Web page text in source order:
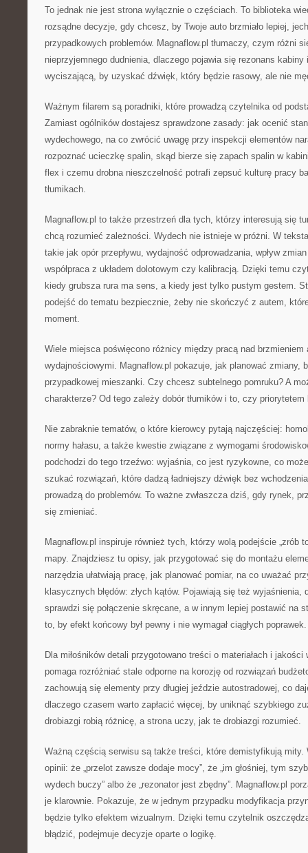
To jednak nie jest strona wyłącznie o częściach. To biblioteka
rozsądne decyzje, gdy chcesz, by Twoje auto brzmiało lepiej,
przypadkowych problemów. Magnaflow.pl tłumaczy, czym różni
nieprzyjemnego dudnienia, dlaczego pojawia się rezonans
wyciszającą, by uzyskać dźwięk, który będzie rasowy, ale nie
Ważnym filarem są poradniki, które prowadzą czytelnika od
Zamiast ogólników dostajesz sprawdzone zasady: jak ocenić stan
wydechowego, na co zwrócić uwagę przy inspekcji elementów
rozpoznać ucieczkę spalin, skąd bierze się zapach spalin w
flex i czemu drobna nieszczelność potrafi zepsuć kulturę pracy
tłumikach.
Magnaflow.pl to także przestrzeń dla tych, którzy interesują się
chcą rozumieć zależności. Wydech nie istnieje w próżni. W
takie jak opór przepływu, wydajność odprowadzania, wpływ
współpraca z układem dolotowym czy kalibracją. Dzięki temu
kiedy grubsza rura ma sens, a kiedy jest tylko pustym gestem.
podejść do tematu bezpiecznie, żeby nie skończyć z autem,
moment.
Wiele miejsca poświęcono różnicy między pracą nad brzmieniem
wydajnościowymi. Magnaflow.pl pokazuje, jak planować zmiany,
przypadkowej mieszanki. Czy chcesz subtelnego pomruku? A
charakterze? Od tego zależy dobór tłumików i to, czy
Nie zabraknie tematów, o które kierowcy pytają najczęściej:
normy hałasu, a także kwestie związane z wymogami
podchodzi do tego trzeźwo: wyjaśnia, co jest ryzykowne, co
szukać rozwiązań, które dadzą ładniejszy dźwięk bez
prowadzą do problemów. To ważne zwłaszcza dziś, gdy rynek,
się zmieniać.
Magnaflow.pl inspiruje również tych, którzy wolą podejście „zrób
mapy. Znajdziesz tu opisy, jak przygotować się do montażu
narzędzia ułatwiają pracę, jak planować pomiar, na co uważać
klasycznych błędów: złych kątów. Pojawiają się też wyjaśnienia,
sprawdzi się połączenie skręcane, a w innym lepiej postawić na
to, by efekt końcowy był pewny i nie wymagał ciągłych poprawek.
Dla miłośników detali przygotowano treści o materiałach i jakości
pomaga rozróżniać stale odporne na korozję od rozwiązań
zachowują się elementy przy długiej jeździe autostradowej, co
dlaczego czasem warto zapłacić więcej, by uniknąć szybkiego
drobiazgi robią różnicę, a strona uczy, jak te drobiazgi rozumieć.
Ważną częścią serwisu są także treści, które demistyfikują mity.
opinii: że „przelot zawsze dodaje mocy”, że „im głośniej, tym
wydech buczy” albo że „rezonator jest zbędny”. Magnaflow.pl
je klarownie. Pokazuje, że w jednym przypadku modyfikacja
będzie tylko efektem wizualnym. Dzięki temu czytelnik
błądzić, podejmuje decyzje oparte o logikę.